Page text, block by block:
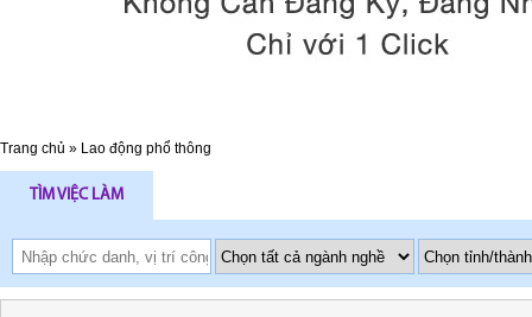
Trang chủ » Lao động phổ thông
TÌM VIỆC LÀM